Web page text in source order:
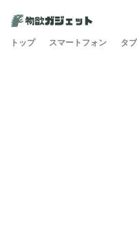
トップ スマートフォン タ